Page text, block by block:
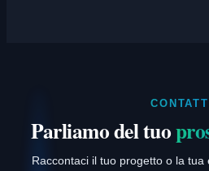
CONTATTI
Parliamo del tuo
Raccontaci il tuo progetto o la